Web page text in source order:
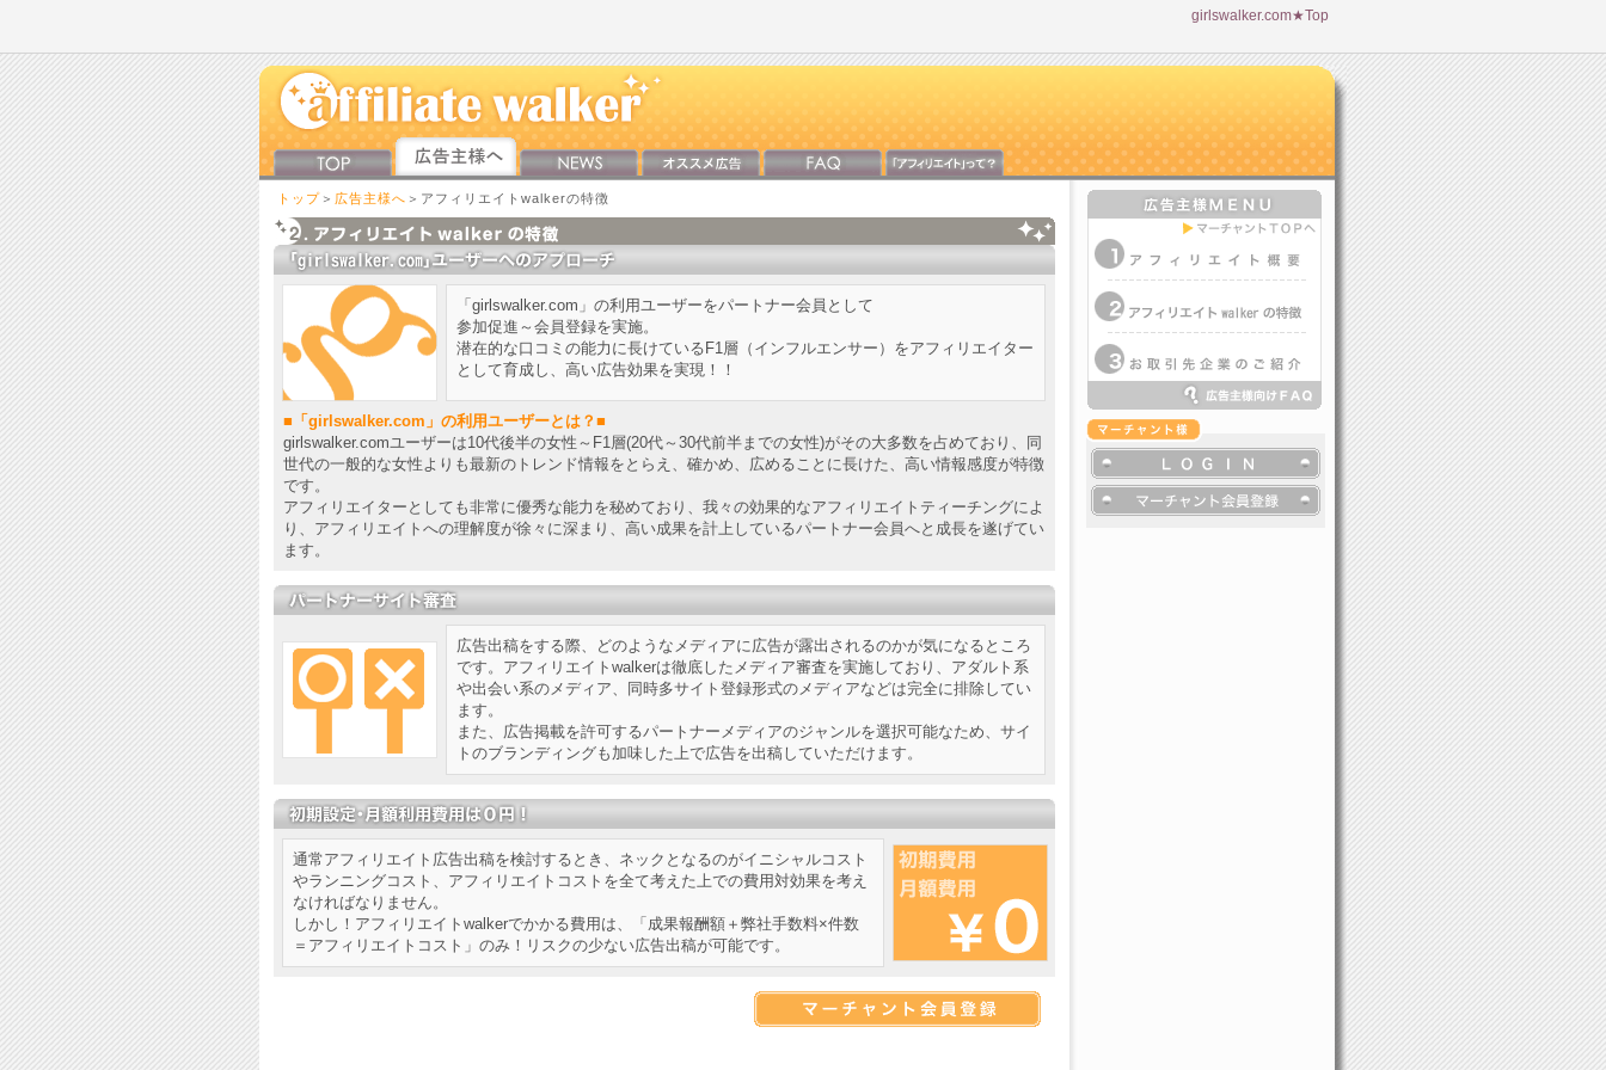
girlswalker.com★Top
トップ ＞ 広告主様へ ＞アフィリエイトwalkerの特徴
「girlswalker.com」の利用ユーザーをパートナー会員として
参加促進～会員登録を実施。
潜在的な口コミの能力に長けているF1層（インフルエンサー）をアフィリエイター
として育成し、高い広告効果を実現！！
■「girlswalker.com」の利用ユーザーとは？■
girlswalker.comユーザーは10代後半の女性～F1層(20代～30代前半までの女性)がその大多数を占めており、同
世代の一般的な女性よりも最新のトレンド情報をとらえ、確かめ、広めることに長けた、高い情報感度が特徴
です。
アフィリエイターとしても非常に優秀な能力を秘めており、我々の効果的なアフィリエイトティーチングによ
り、アフィリエイトへの理解度が徐々に深まり、高い成果を計上しているパートナー会員へと成長を遂げてい
ます。
広告出稿をする際、どのようなメディアに広告が露出されるのかが気になるところ
です。アフィリエイトwalkerは徹底したメディア審査を実施しており、アダルト系
や出会い系のメディア、同時多サイト登録形式のメディアなどは完全に排除してい
ます。
また、広告掲載を許可するパートナーメディアのジャンルを選択可能なため、サイ
トのブランディングも加味した上で広告を出稿していただけます。
通常アフィリエイト広告出稿を検討するとき、ネックとなるのがイニシャルコスト
やランニングコスト、アフィリエイトコストを全て考えた上での費用対効果を考え
なければなりません。
しかし！アフィリエイトwalkerでかかる費用は、「成果報酬額＋弊社手数料×件数
＝アフィリエイトコスト」のみ！リスクの少ない広告出稿が可能です。